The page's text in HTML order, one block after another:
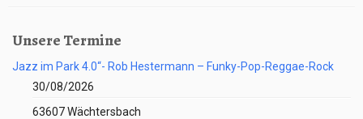
Unsere Termine
Jazz im Park 4.0“- Rob Hestermann – Funky-Pop-Reggae-Rock
30/08/2026
63607 Wächtersbach